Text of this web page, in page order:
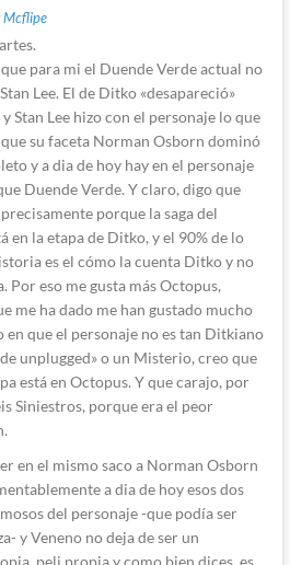
Mcflipe
para mi el Duende Verde actual no
Lee. El de Ditko «desapareció»
Stan Lee hizo con el personaje lo que
su faceta Norman Osborn dominó
y a dia de hoy hay en el personaje
Duende Verde. Y claro, digo que
porque la saga del
en la etapa de Ditko, y el 90% de lo
es el cómo la cuenta Ditko y no
Por eso me gusta más Octopus,
me ha dado me han gustado mucho
en que el personaje no es tan Ditkiano
unplugged» o un Misterio, creo que
está en Octopus. Y que carajo, por
Siniestros, porque era el peor
en el mismo saco a Norman Osborn
a dia de hoy esos dos
del personaje -que podía ser
y Veneno no deja de ser un